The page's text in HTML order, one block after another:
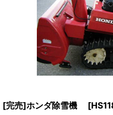
[完売]ホンダ除雪機 [